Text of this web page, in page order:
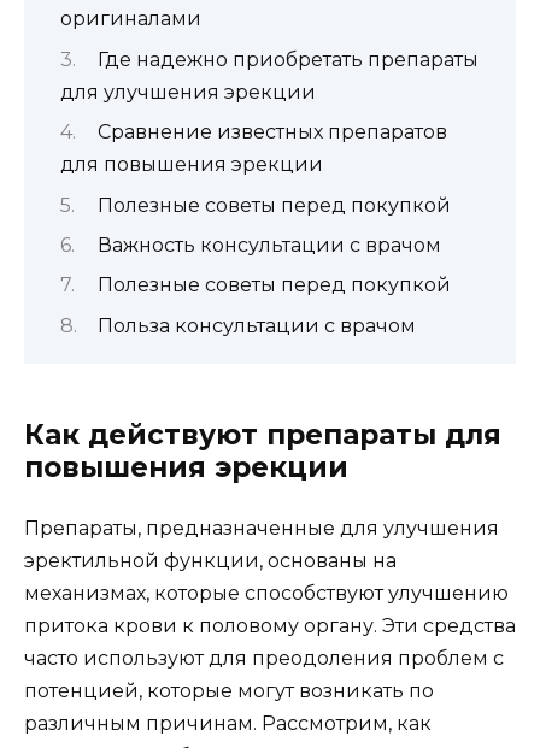
оригиналами
Где надежно приобретать препараты
для улучшения эрекции
Сравнение известных препаратов
для повышения эрекции
Полезные советы перед покупкой
Важность консультации с врачом
Полезные советы перед покупкой
Польза консультации с врачом
Как действуют препараты для
повышения эрекции
Препараты, предназначенные для улучшения
эректильной функции, основаны на
механизмах, которые способствуют улучшению
притока крови к половому органу. Эти средства
часто используют для преодоления проблем с
потенцией, которые могут возникать по
различным причинам. Рассмотрим, как